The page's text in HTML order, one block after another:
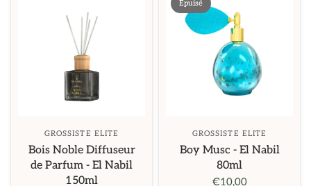
GROSSISTE ELITE
Bois Noble Diffuseur
de Parfum - El Nabil
150ml
Épuisé
GROSSISTE ELITE
Boy Musc - El Nabil
80ml
€10,00